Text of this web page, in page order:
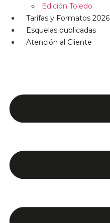
Edición Toledo
Tarifas y Formatos 2026
Esquelas publicadas
Atención al Cliente